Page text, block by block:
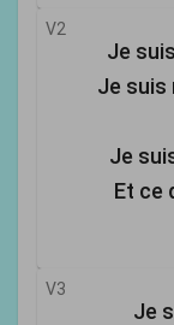
V2
Je
Je suis
Je
Et ce
V3
Je